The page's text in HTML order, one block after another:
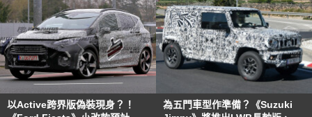
以Active跨界版偽裝現身？！
為五門車型作準備？《Suzuki